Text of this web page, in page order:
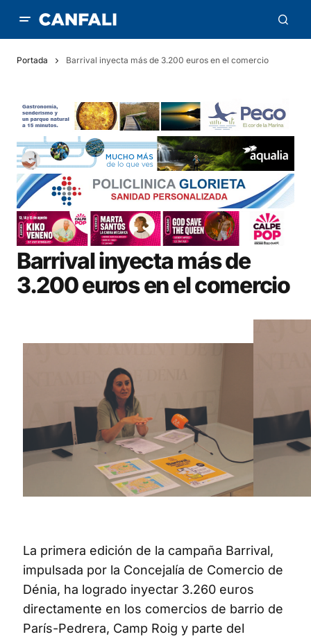
Portada Barrival inyecta más de 3.200 euros en el comercio
Barrival inyecta más de
3.200 euros en el comercio
La primera edición de la campaña Barrival,
impulsada por la Concejalía de Comercio de
Dénia, ha logrado inyectar 3.260 euros
directamente en los comercios de barrio de
París-Pedrera, Camp Roig y parte del